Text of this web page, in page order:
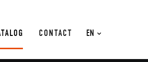
EN
CONTACT